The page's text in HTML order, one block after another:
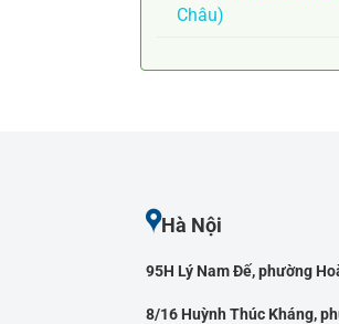
Châu)
Hà Nội
95H Lý Nam Đế, phường
8/16 Huỳnh Thúc Kháng,